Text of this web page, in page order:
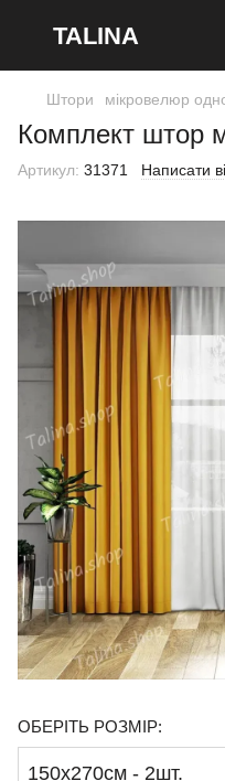
TALINA
Штори мікровелюр
Комплект штор
Артикул: 31371 Написати
ОБЕРІТЬ РОЗМІР:
150х270см - 2шт.